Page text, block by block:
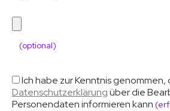
(optional)
Ich habe zur Kenntnis genommen,
Datenschutzerklärungüber die
Personendaten informieren kann